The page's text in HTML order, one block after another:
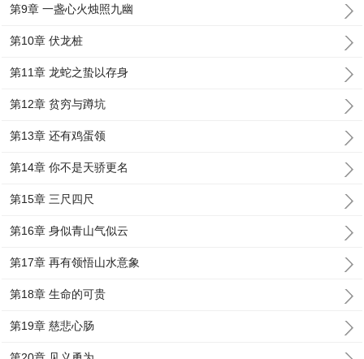
第9章 一盏心火烛照九幽
第10章 伏龙桩
第11章 龙蛇之蛰以存身
第12章 贫穷与蹲坑
第13章 还有鸡蛋领
第14章 你不是天骄更名
第15章 三尺四尺
第16章 身似青山气似云
第17章 再有领悟山水意象
第18章 生命的可贵
第19章 慈悲心肠